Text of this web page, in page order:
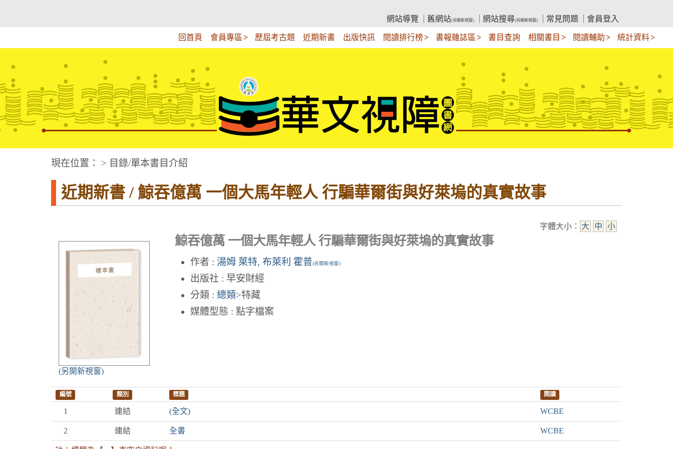
內
網站導覽
舊網站(另開新視窗) 網站搜尋(另開新視窗) 常見問題 會員登入
回首頁 會員專區 歷屆考古題 近期新書 出版快訊 閱讀排行榜 書報雜誌區 書目查詢 相關書目 閱讀輔助 統計資料
華文視障電子圖書網
現在位置： > 目錄/單本書目介紹
近期新書 / 鯨吞億萬 一個大馬年輕人 行騙華爾街與好萊塢的真實故事
字體大小： 大 中 小
(另開新視窗)
鯨吞億萬 一個大馬年輕人 行騙華爾街與好萊塢的真實故事
作者 : 湯姆 萊特, 布萊利 霍普(另開新視窗)
出版社 : 早安財經
分類 : 總類>特藏
媒體型態 : 點字檔案
編號 類別 標題 閱讀
1 連結 (全文) WCBE
2 連結 全書 WCBE